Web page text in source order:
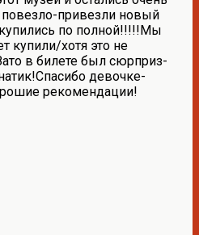
привезли новый
по полной!!!!!Мы
купили/хотя это не
в билете был сюрприз-
девочке-
рекомендации!